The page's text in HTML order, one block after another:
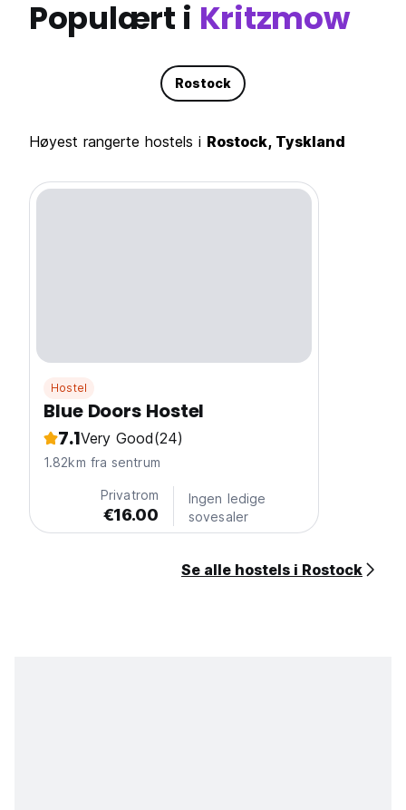
Populært i Kritzmow
Rostock
Høyest rangerte hostels i Rostock, Tyskland
Hostel
Blue Doors Hostel
7.1Very Good(24)
1.82km fra sentrum
Privatrom
€16.00
Ingen ledige
sovesaler
Se alle hostels i Rostock